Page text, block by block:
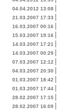
04.04.2012 13:08 |
21.03.2007 17:33 |
16.03.2007 00:16 |
15.03.2007 19:16 |
14.03.2007 17:21 |
14.03.2007 00:29 |
07.03.2007 12:12 |
04.03.2007 20:30 |
01.03.2007 18:42 |
01.03.2007 17:44 |
28.02.2007 17:15 |
28.02.2007 16:09 |